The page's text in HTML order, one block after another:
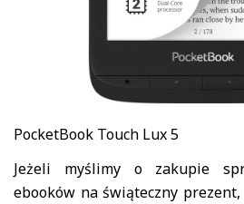
PocketBook Touch Lux 5
Jeżeli myślimy o zakupie
ebooków na świąteczny